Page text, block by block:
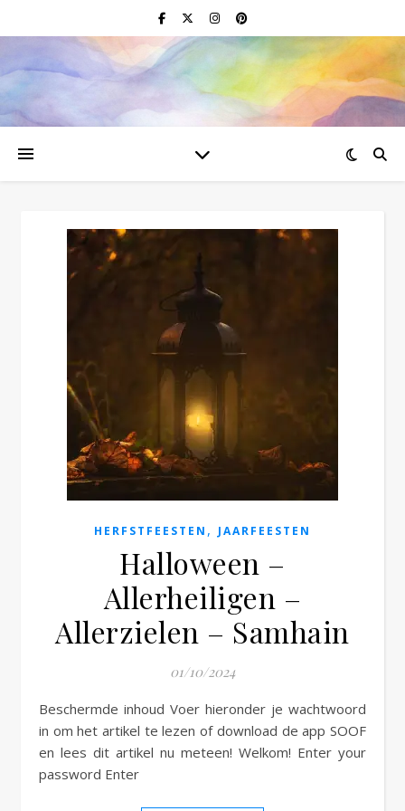
HERFSTFEESTEN , JAARFEESTEN
Halloween –
Allerheiligen –
Allerzielen – Samhain
01/10/2024
Beschermde inhoud Voer hieronder je wachtwoord
in om het artikel te lezen of download de app SOOF
en lees dit artikel nu meteen! Welkom! Enter your
password Enter